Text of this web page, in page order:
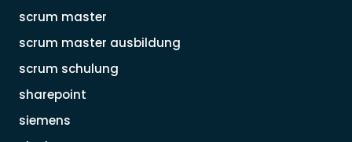
scrum master
scrum master ausbildung
scrum schulung
sharepoint
siemens